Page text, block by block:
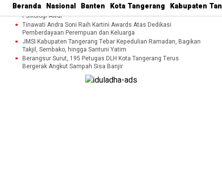
Beranda Nasional Banten Kota Tangerang Kabupaten
Tangsel Bekali Masyarakat Manajemen Stres dan Dukungan
Psikologi Awal
Tinawati Andra Soni Raih Kartini Awards Atas Dedikasi
Pemberdayaan Perempuan dan Keluarga
JMSI Kabupaten Tangerang Tebar Kepedulian Ramadan, Bagikan
Takjil, Sembako, hingga Santuni Yatim
Berangsur Surut, 195 Petugas DLH Kota Tangerang Terus
Bergerak Angkut Sampah Sisa Banjir